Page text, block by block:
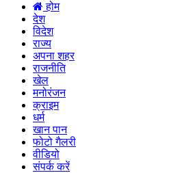
होम
देश
विदेश
राज्य
अपना शहर
राजनीति
खेल
मनोरंजन
क्राइम
धर्म
खान पान
फोटो गैलरी
वीडियो
संपर्क करें